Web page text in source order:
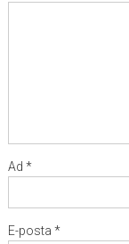
Ad *
E-posta *